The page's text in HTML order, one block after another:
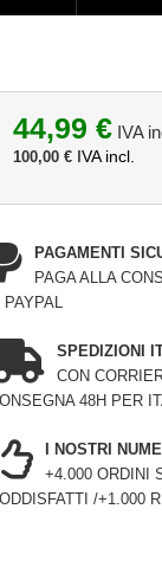
44,99 €IVA
100,00 €IVA incl.
PAGAMENTI
PAGA ALLA
PAYPAL
SPEDIZIONI
CON
48H PER
I NOSTRI
+4.000 ORDINI
/+1.000